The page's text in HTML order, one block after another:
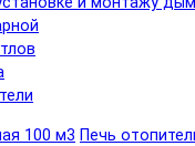
100 м3 Печь